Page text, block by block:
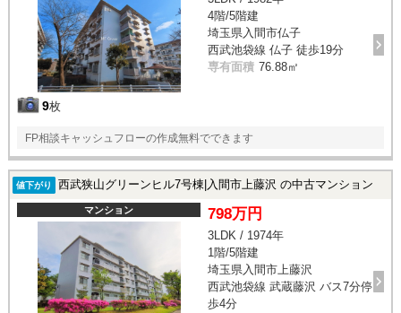
9枚
4階/5階建
埼玉県入間市仏子
西武池袋線 仏子 徒歩19分
専有面積 76.88㎡
FP相談キャッシュフローの作成無料でできます
値下がり 西武狭山グリーンヒル7号棟|入間市上藤沢 の中古マンション
マンション 798万円
3LDK / 1974年
1階/5階建
埼玉県入間市上藤沢
西武池袋線 武蔵藤沢 バス7分停
歩4分